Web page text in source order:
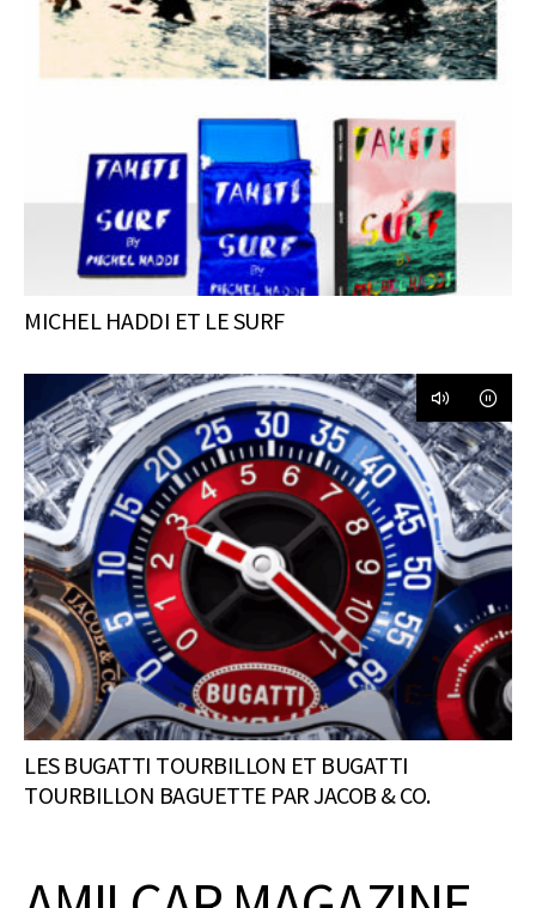
MICHEL HADDI ET LE SURF
LES BUGATTI TOURBILLON ET BUGATTI
TOURBILLON BAGUETTE PAR JACOB & CO.